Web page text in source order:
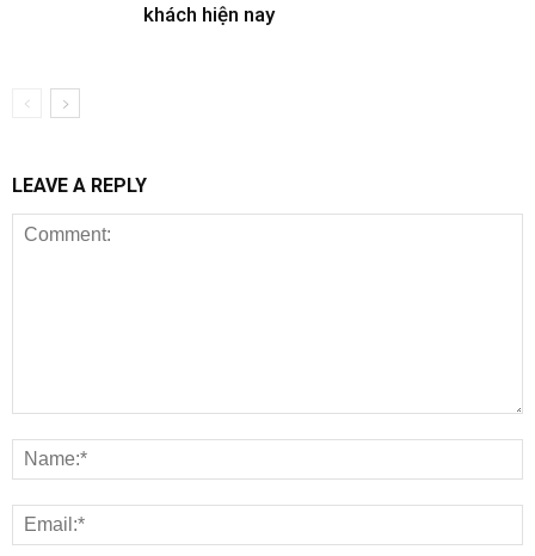
khách hiện nay
LEAVE A REPLY